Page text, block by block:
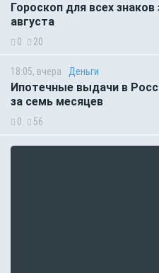
Гороскоп для всех
августа
0 20
18:05, вчера Деньги
Ипотечные выдачи в
за семь месяцев
0 56